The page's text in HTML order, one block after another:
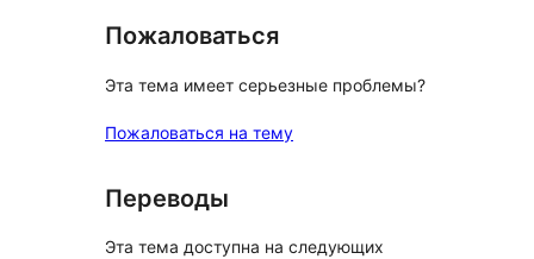
Пожаловаться
Эта тема имеет серьезные проблемы?
Пожаловаться на тему
Переводы
Эта тема доступна на следующих